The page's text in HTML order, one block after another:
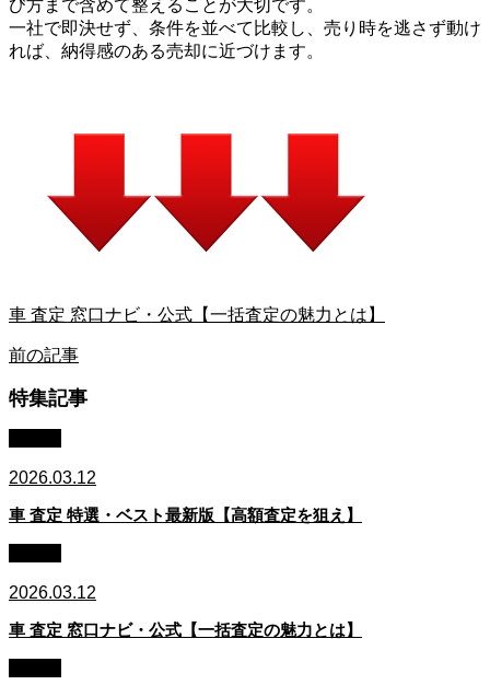
び方まで含めて整えることが大切です。
一社で即決せず、条件を並べて比較し、売り時を逃さず動け
れば、納得感のある売却に近づけます。
車 査定 窓口ナビ・公式【一括査定の魅力とは】
前の記事
特集記事
2026.03.12
車 査定 特選・ベスト最新版【高額査定を狙え】
2026.03.12
車 査定 窓口ナビ・公式【一括査定の魅力とは】